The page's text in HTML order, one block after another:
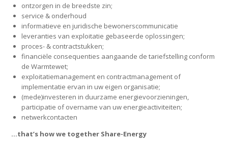
ontzorgen in de breedste zin;
service & onderhoud
informatieve en juridische bewonerscommunicatie
leveranties van exploitatie gebaseerde oplossingen;
proces- & contractstukken;
financiële consequenties aangaande de tariefstelling conform
de Warmtewet;
exploitatiemanagement en contractmanagement of
implementatie ervan in uw eigen organisatie;
(mede)investeren in duurzame energievoorzieningen,
participatie of overname van uw energieactiviteiten;
netwerkcontacten
…that’s how we together Share-Energy
DRIES
duurzame energie realisatie